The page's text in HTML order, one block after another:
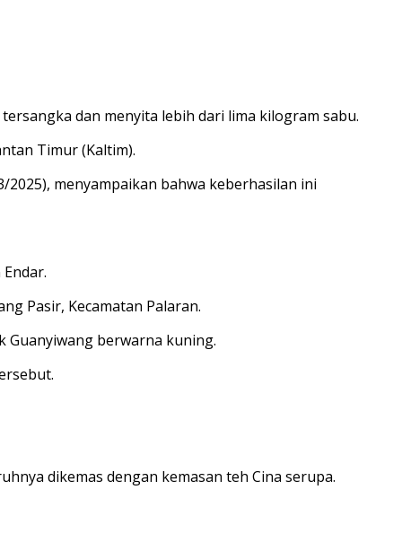
dan menyita lebih dari lima kilogram sabu.
Timur (Kaltim).
menyampaikan bahwa keberhasilan ini
Pasir, Kecamatan Palaran.
Guanyiwang berwarna kuning.
dikemas dengan kemasan teh Cina serupa.